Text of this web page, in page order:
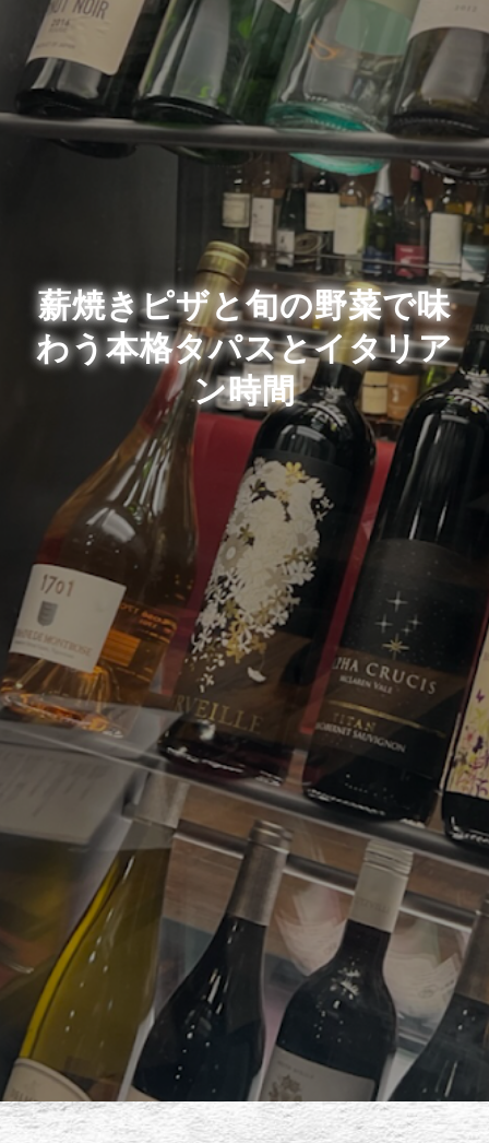
薪焼きピザと旬の野菜で味
わう本格タパスとイタリア
ン時間